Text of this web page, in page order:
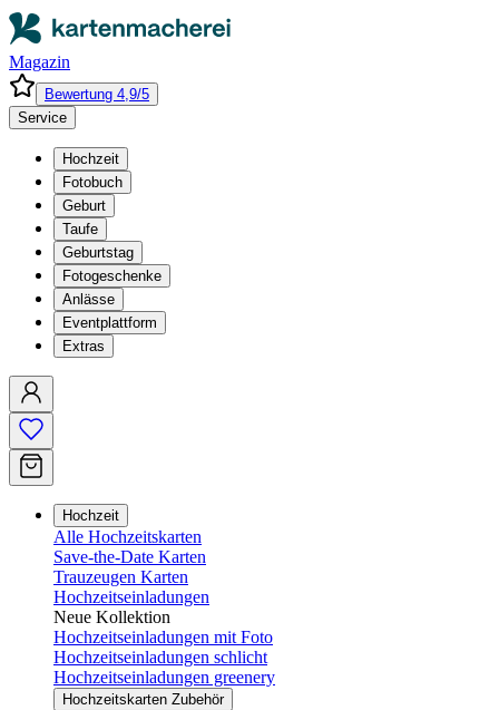
Magazin
Bewertung 4,9/5
Service
Hochzeit
Fotobuch
Geburt
Taufe
Geburtstag
Fotogeschenke
Anlässe
Eventplattform
Extras
Hochzeit
Alle Hochzeitskarten
Save-the-Date Karten
Trauzeugen Karten
Hochzeitseinladungen
Neue Kollektion
Hochzeitseinladungen mit Foto
Hochzeitseinladungen schlicht
Hochzeitseinladungen greenery
Hochzeitskarten Zubehör